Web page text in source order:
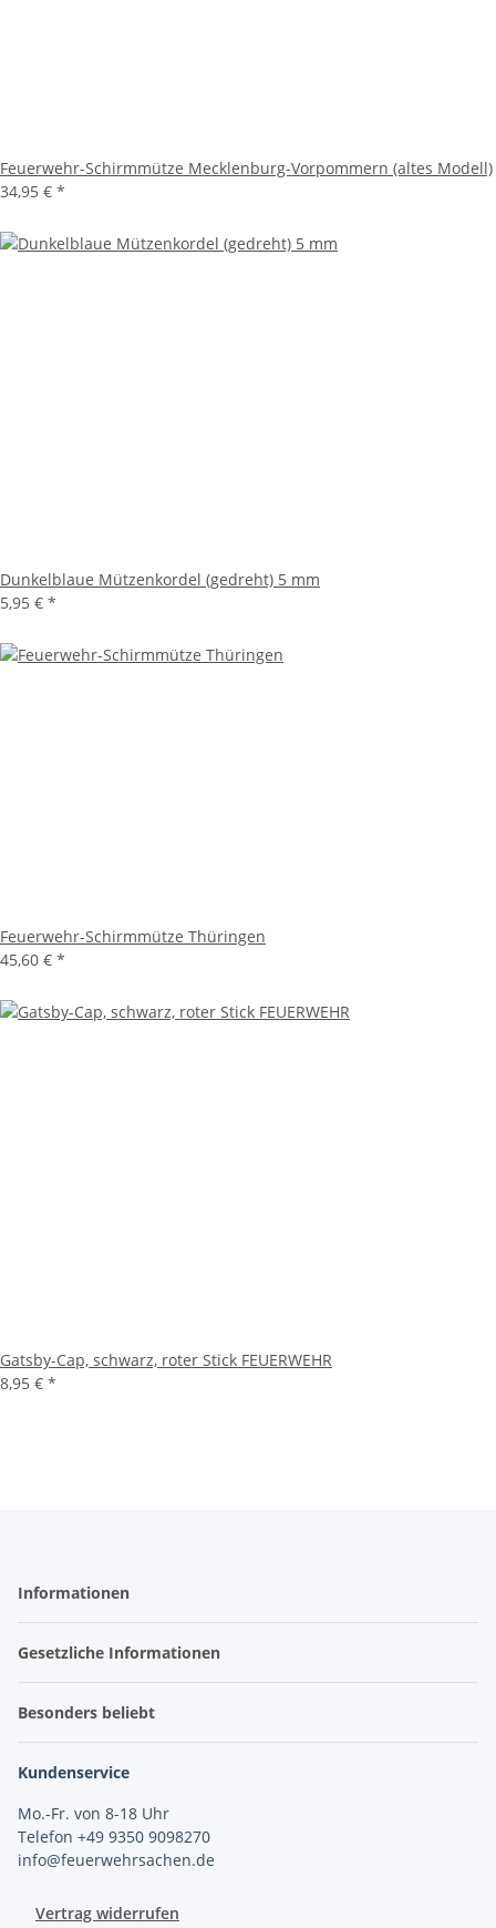
Feuerwehr-Schirmmütze Mecklenburg-Vorpommern (altes Modell)
34,95 € *
Dunkelblaue Mützenkordel (gedreht) 5 mm
5,95 € *
Feuerwehr-Schirmmütze Thüringen
45,60 € *
Gatsby-Cap, schwarz, roter Stick FEUERWEHR
8,95 € *
Informationen
Gesetzliche Informationen
Besonders beliebt
Kundenservice
Mo.-Fr. von 8-18 Uhr
Telefon +49 9350 9098270
info@feuerwehrsachen.de
Vertrag widerrufen